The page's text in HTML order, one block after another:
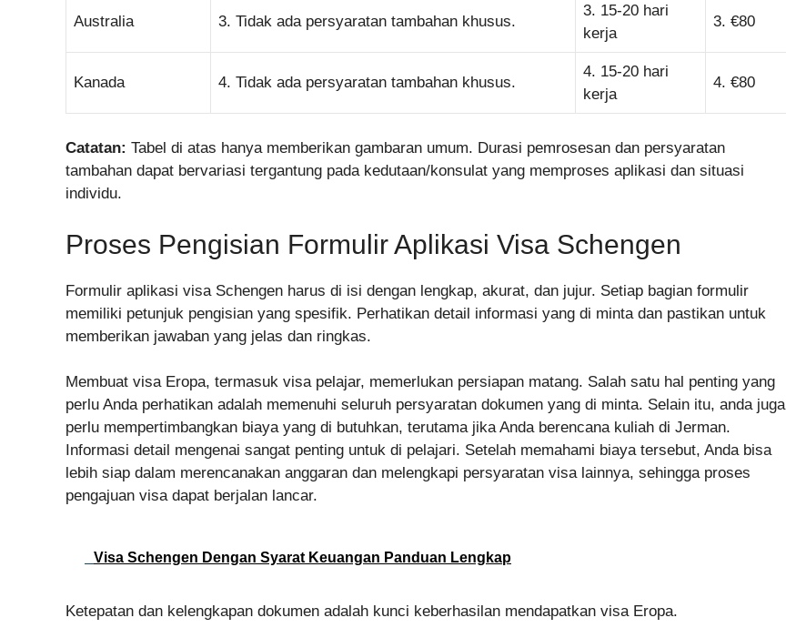
Australia 3. Tidak ada persyaratan tambahan khusus.
3. 15-20 hari
kerja
3. €80
Kanada 4. Tidak ada persyaratan tambahan khusus.
4. 15-20 hari
kerja
4. €80
Catatan: Tabel di atas hanya memberikan gambaran umum. Durasi pemrosesan dan persyaratan
tambahan dapat bervariasi tergantung pada kedutaan/konsulat yang memproses aplikasi dan situasi
individu.
Proses Pengisian Formulir Aplikasi Visa Schengen
Formulir aplikasi visa Schengen harus di isi dengan lengkap, akurat, dan jujur. Setiap bagian formulir
memiliki petunjuk pengisian yang spesifik. Perhatikan detail informasi yang di minta dan pastikan untuk
memberikan jawaban yang jelas dan ringkas.
Membuat visa Eropa, termasuk visa pelajar, memerlukan persiapan matang. Salah satu hal penting yang
perlu Anda perhatikan adalah memenuhi seluruh persyaratan dokumen yang di minta. Selain itu, anda juga
perlu mempertimbangkan biaya yang di butuhkan, terutama jika Anda berencana kuliah di Jerman.
Informasi detail mengenai sangat penting untuk di pelajari. Setelah memahami biaya tersebut, Anda bisa
lebih siap dalam merencanakan anggaran dan melengkapi persyaratan visa lainnya, sehingga proses
pengajuan visa dapat berjalan lancar.
Visa Schengen Dengan Syarat Keuangan Panduan Lengkap
Ketepatan dan kelengkapan dokumen adalah kunci keberhasilan mendapatkan visa Eropa.